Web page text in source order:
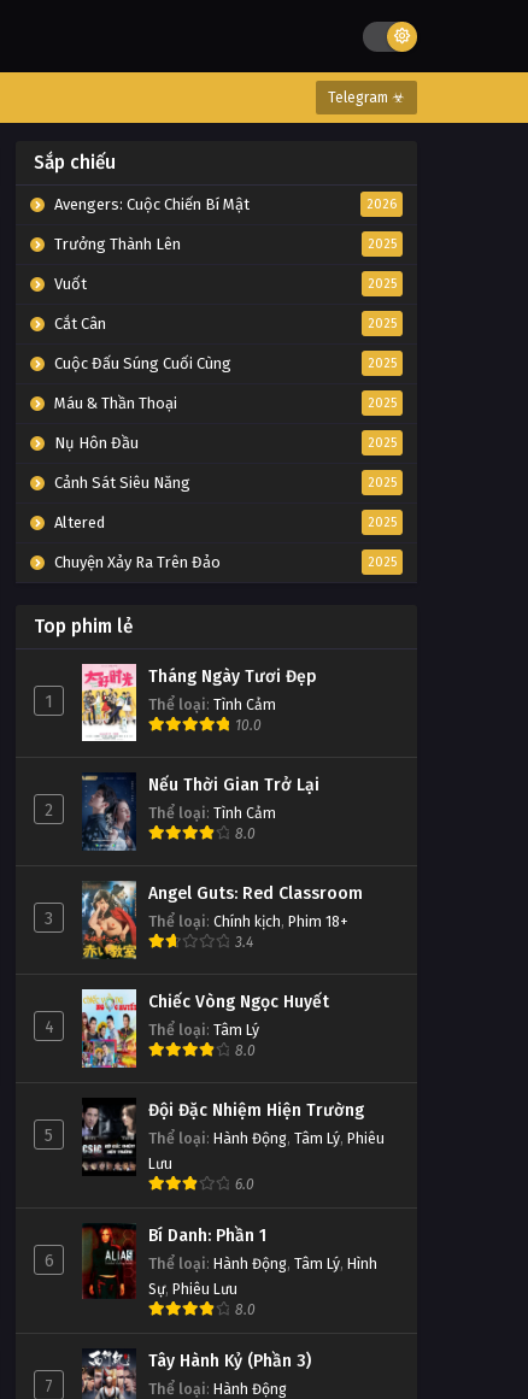
Telegram ☣
Sắp chiếu
Avengers: Cuộc Chiến Bí Mật 2026
Trưởng Thành Lên 2025
Vuốt 2025
Cắt Cân 2025
Cuộc Đấu Súng Cuối Cùng 2025
Máu & Thần Thoại 2025
Nụ Hôn Đầu 2025
Cảnh Sát Siêu Năng 2025
Altered 2025
Chuyện Xảy Ra Trên Đảo 2025
Top phim lẻ
1
Tháng Ngày Tươi Đẹp
Thể loại: Tình Cảm
10.0
2
Nếu Thời Gian Trở Lại
Thể loại: Tình Cảm
8.0
3
Angel Guts: Red Classroom
Thể loại: Chính kịch, Phim 18+
3.4
4
Chiếc Vòng Ngọc Huyết
Thể loại: Tâm Lý
8.0
5
Đội Đặc Nhiệm Hiện Trường
Thể loại: Hành Động, Tâm Lý, Phiêu
Lưu
6.0
6
Bí Danh: Phần 1
Thể loại: Hành Động, Tâm Lý, Hình
Sự, Phiêu Lưu
8.0
7
Tây Hành Kỷ (Phần 3)
Thể loại: Hành Động